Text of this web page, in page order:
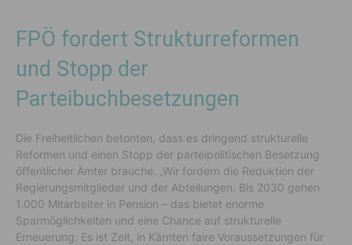
FPÖ fordert Strukturreformen
und Stopp der
Parteibuchbesetzungen
Die Freiheitlichen betonten, dass es dringend strukturelle
Reformen und einen Stopp der parteipolitischen Besetzung
öffentlicher Ämter brauche. „Wir fordern die Reduktion der
Regierungsmitglieder und der Abteilungen. Bis 2030 gehen
1.000 Mitarbeiter in Pension – das bietet enorme
Sparmöglichkeiten und eine Chance auf strukturelle
Erneuerung. Es ist Zeit, in Kärnten faire Voraussetzungen für